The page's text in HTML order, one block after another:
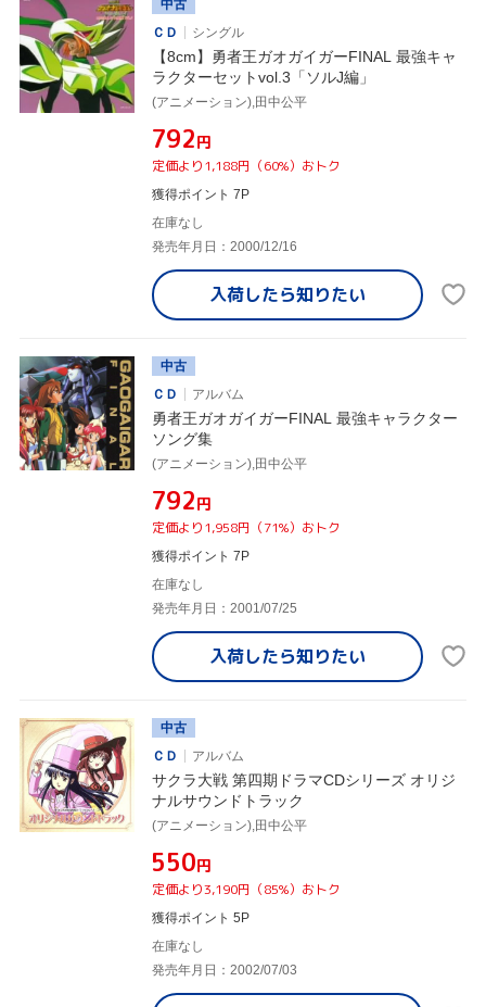
中古
ＣＤ
シングル
【8cm】勇者王ガオガイガーFINAL 最強キャ
ラクターセットvol.3「ソルJ編」
(アニメーション),田中公平
¥792円
定価より1,188円（60%）おトク
獲得ポイント 7P
在庫なし
発売年月日：2000/12/16
入荷したら知りたい
中古
ＣＤ
アルバム
勇者王ガオガイガーFINAL 最強キャラクター
ソング集
(アニメーション),田中公平
¥792円
定価より1,958円（71%）おトク
獲得ポイント 7P
在庫なし
発売年月日：2001/07/25
入荷したら知りたい
中古
ＣＤ
アルバム
サクラ大戦 第四期ドラマCDシリーズ オリジ
ナルサウンドトラック
(アニメーション),田中公平
¥550円
定価より3,190円（85%）おトク
獲得ポイント 5P
在庫なし
発売年月日：2002/07/03